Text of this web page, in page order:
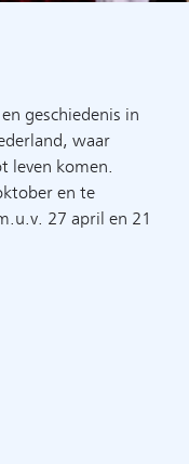
geschiedenis in
waar
leven komen.
en te
27 april en 21